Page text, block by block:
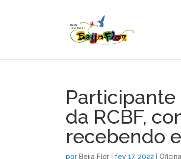
da RCBF,
recebendo
por Beija Flor fev 17, 2022 |